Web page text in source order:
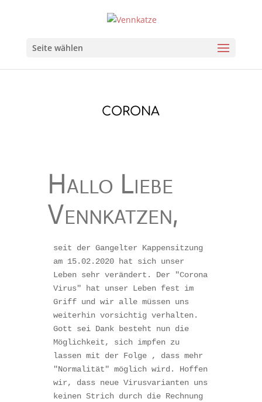
Seite wählen
CORONA
Hallo Liebe
Vennkatzen,
seit der Gangelter Kappensitzung
am 15.02.2020 hat sich unser
Leben sehr verändert. Der "Corona
Virus" hat unser Leben fest im
Griff und wir alle müssen uns
weiterhin vorsichtig verhalten.
Gott sei Dank besteht nun die
Möglichkeit, sich impfen zu
lassen mit der Folge , dass mehr
"Normalität" möglich wird. Hoffen
wir, dass neue Virusvarianten uns
keinen Strich durch die Rechnung